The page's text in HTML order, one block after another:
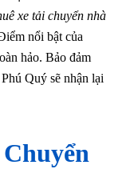
xe tải chuyển nhà
nổi bật của
hảo. Bảo đảm
Quý sẽ nhận lại